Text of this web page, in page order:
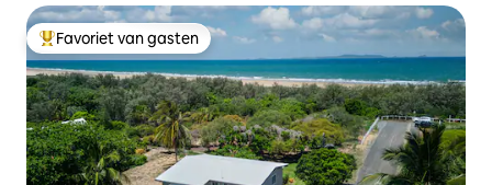
Topfavoriet van gasten
Favoriet van gasten